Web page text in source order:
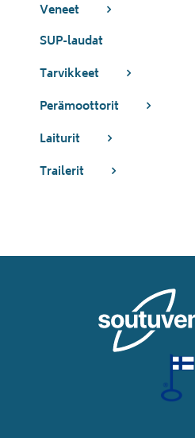
Veneet
SUP-laudat
Tarvikkeet
Perämoottorit
Laiturit
Trailerit